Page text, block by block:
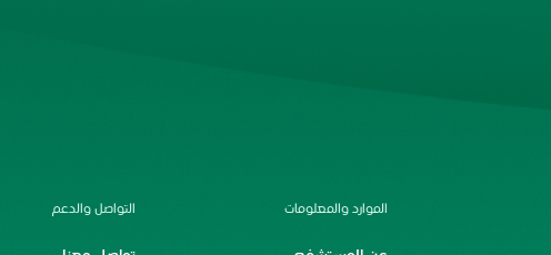
الموارد والمعلومات التواصل والدعم